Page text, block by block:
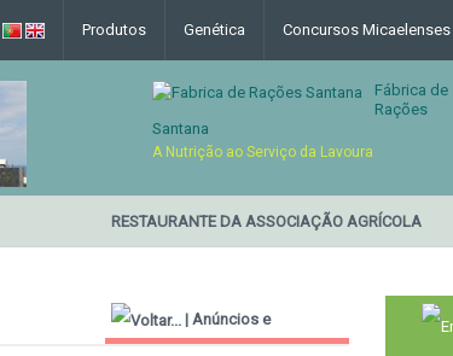
Produtos Genética Concursos Micaelenses
Fábrica de
Rações
Santana
A Nutrição ao Serviço da Lavoura
RESTAURANTE DA ASSOCIAÇÃO AGRÍCOLA
| Anúncios e